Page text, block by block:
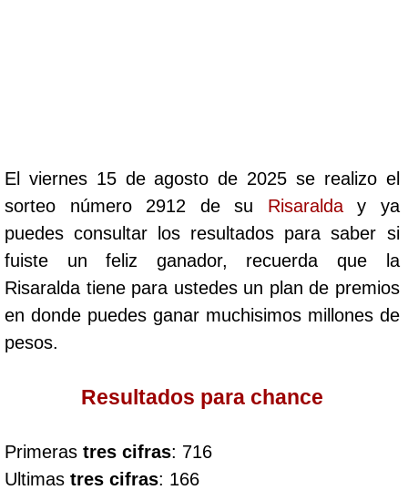
Cafeterito Noche
Caribeña Día
Caribeña Noche
Chontico Día
Chontico Noche
Culona día
El viernes 15 de agosto de 2025 se realizo el
sorteo número 2912 de su Risaralday ya
puedes consultar los resultados para saber si
fuiste un feliz ganador, recuerda que la
Risaralda tiene para ustedes un plan de premios
en donde puedes ganar muchisimos millones de
pesos.
Resultados para chance
Primeras tres cifras: 716
Ultimas tres cifras: 166